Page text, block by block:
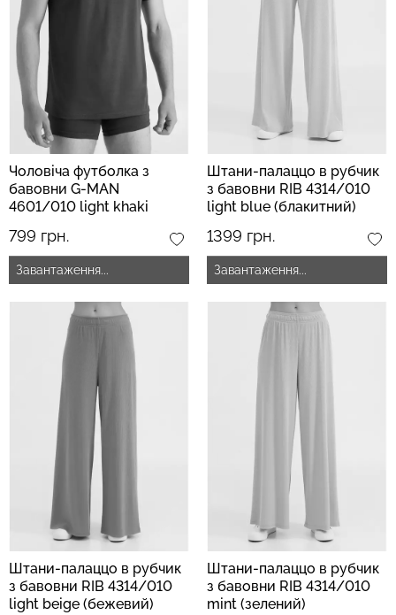
Чоловіча футболка з
бавовни G-MAN
4601/010 light khaki
799 грн.
Завантаження...
Штани-палаццо в рубчик
з бавовни RIB 4314/010
light blue (блакитний)
1399 грн.
Завантаження...
Штани-палаццо в рубчик
з бавовни RIB 4314/010
light beige (бежевий)
Штани-палаццо в рубчик
з бавовни RIB 4314/010
mint (зелений)